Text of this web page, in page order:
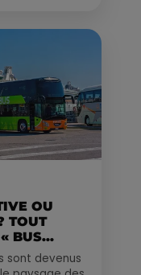
OU
TOUT
BUS...
sont devenus